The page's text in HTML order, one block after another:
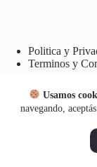
Usamos
navegando,
Politica y
Terminos y
Copyright ©